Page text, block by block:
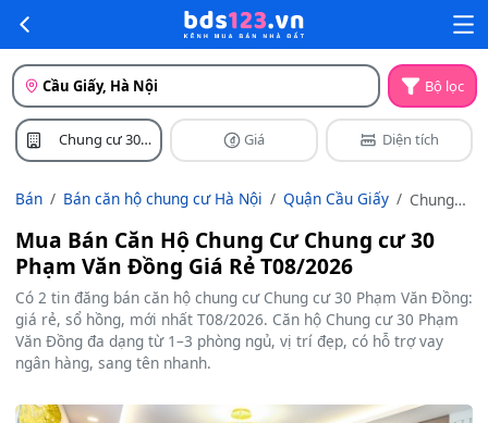
Cầu Giấy, Hà Nội Bộ lọc
Chung cư 30
Phạm Văn Đồng
Giá Diện tích
Bán Bán căn hộ chung cư Hà Nội Quận Cầu Giấy
Chung
Phạm
Đồng
Mua Bán Căn Hộ Chung Cư Chung cư 30
Phạm Văn Đồng Giá Rẻ T08/2026
Có 2 tin đăng bán căn hộ chung cư Chung cư 30 Phạm Văn Đồng:
giá rẻ, sổ hồng, mới nhất T08/2026. Căn hộ Chung cư 30 Phạm
Văn Đồng đa dạng từ 1–3 phòng ngủ, vị trí đẹp, có hỗ trợ vay
ngân hàng, sang tên nhanh.